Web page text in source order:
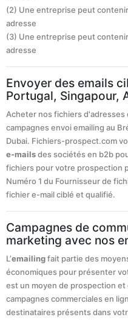
(2) Une entreprise peut
adresse
(3) Une entreprise peut
adresse
Envoyer des emails
Portugal, Singapour,
Acheter nos fichiers
campagnes envoi emailing au
Dubai. Fichiers-prospect.com
e-mailsdes sociétés en b2b
fichiers pour votre prospection
Numéro 1 du Fournisseur de
fichier e-mail ciblé et qualifié.
Campagnes de
marketing avec nos
L’emailingfait partie des
économiques pour présenter
est un moyen de prospection
campagnes commerciales en
destinataires présents dans